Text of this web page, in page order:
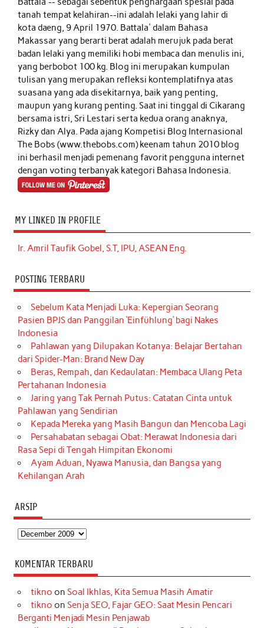
tanah tempat kelahiran--ini adalah lelaki yang lahir di
kota daeng, 9 April 1970. Battala' dalam Bahasa
Makassar yang berarti berat adalah merujuk pada berat
badan lelaki yang memiliki hobi membaca dan menulis ini,
yang berbobot 100 kg. Blog ini merupakan kumpulan
tulisan yang merupakan refleksi kontemplatifnya atas
suasana yang ada disekitarnya, baik yang penting,
maupun yang kurang penting. Saat ini tinggal di Cikarang
bersama istri, Sri Lestari serta kedua orang anaknya,
Rizky dan Alya. Pada ajang Kompetisi Blog Internasional
The Bobs (www.thebobs.com) keenam tahun 2010 blog
ini berhasil menjadi pemenang favorit pengguna internet
dengan voting terbanyak kategori Bahasa Indonesia.
MY LINKED IN PROFILE
Ir. Amril Taufik Gobel, S.T, IPU, ASEAN Eng.
POSTING TERBARU
Sebelum Kata Menjadi Luka: Kepergian Seorang
Pasien BPJS dan Panggilan ‘Einfühlung’ bagi Nakes
Indonesia
Pahlawan yang Dilupakan Kotanya: Belajar Bertahan
dari Spider-Man: Brand New Day
Beras, Rempah, dan Kedaulatan: Membaca Ulang Peta
Pertahanan Indonesia
Jaring yang Tak Pernah Putus: Catatan Cinta untuk
Pahlawan yang Sendirian
Kepada Mereka yang Masih Bangun dan Mencoba Lagi
Persahabatan sebagai Obat: Merawat Indonesia dari
Rasa Sepi di Tengah Himpitan Ekonomi
Ayam Aduan, Nyawa Manusia, dan Bangsa yang
Kehilangan Arah
ARSIP
Arsip
KOMENTAR TERBARU
tikno on Soal Ikhlas, Kita Semua Masih Amatir
tikno on Senja SEO, Fajar GEO: Saat Mesin Pencari
Berganti Menjadi Mesin Penjawab